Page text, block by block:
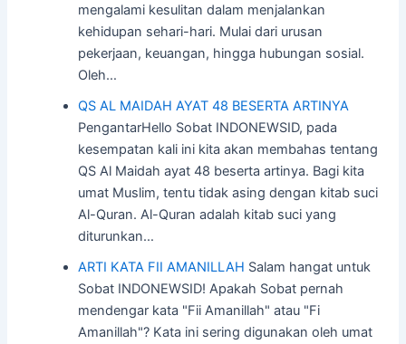
mengalami kesulitan dalam menjalankan
kehidupan sehari-hari. Mulai dari urusan
pekerjaan, keuangan, hingga hubungan sosial.
Oleh…
QS AL MAIDAH AYAT 48 BESERTA ARTINYA
PengantarHello Sobat INDONEWSID, pada
kesempatan kali ini kita akan membahas tentang
QS Al Maidah ayat 48 beserta artinya. Bagi kita
umat Muslim, tentu tidak asing dengan kitab suci
Al-Quran. Al-Quran adalah kitab suci yang
diturunkan…
ARTI KATA FII AMANILLAH Salam hangat untuk
Sobat INDONEWSID! Apakah Sobat pernah
mendengar kata "Fii Amanillah" atau "Fi
Amanillah"? Kata ini sering digunakan oleh umat